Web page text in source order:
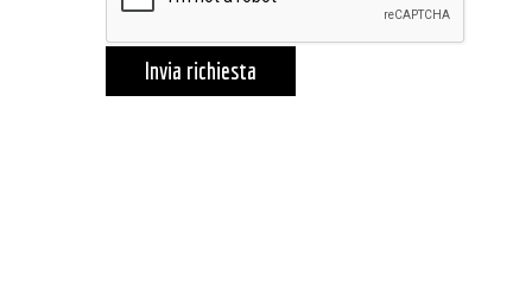
Invia richiesta